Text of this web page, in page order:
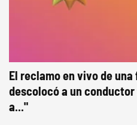
El reclamo en vivo de
descolocó a un
a..."